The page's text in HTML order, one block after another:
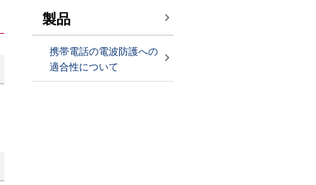
製品
携帯電話の電波防護への
適合性について